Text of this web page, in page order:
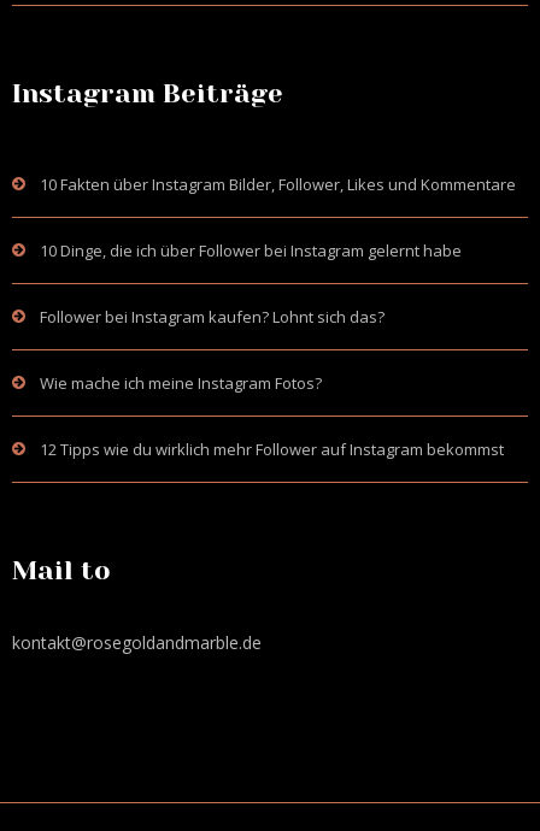
Instagram Beiträge
10 Fakten über Instagram Bilder, Follower, Likes und Kommentare
10 Dinge, die ich über Follower bei Instagram gelernt habe
Follower bei Instagram kaufen? Lohnt sich das?
Wie mache ich meine Instagram Fotos?
12 Tipps wie du wirklich mehr Follower auf Instagram bekommst
Mail to
kontakt@rosegoldandmarble.de